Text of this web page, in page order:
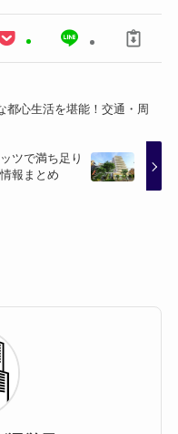
都心生活を堪能！交通・周
ツで満ち足り
報まとめ